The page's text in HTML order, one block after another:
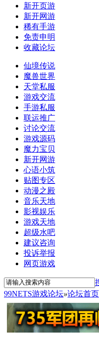
新开页游
新开网游
稀有手游
免责申明
收藏论坛
仙境传说
魔兽世界
天堂私服
游戏交流
手游私服
联运推广
讨论交流
游戏源码
魔力宝贝
新开网游
心语小筑
贴图专区
动漫之殿
音乐天地
影视娱乐
游戏天地
超级水吧
建议咨询
投诉举报
网页游戏
99NETS游戏论坛»论坛首页